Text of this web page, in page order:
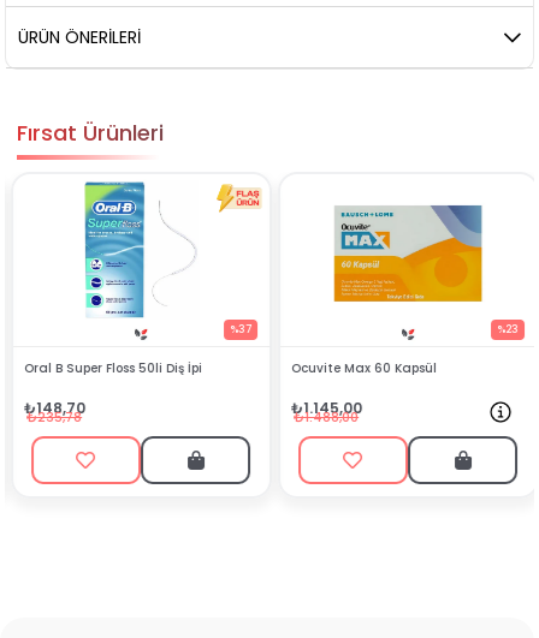
ÜRÜN ÖNERILERI
Fırsat Ürünleri
%37
Oral B Super Floss 50li Diş İpi
₺148,70
₺235,78
%23
Ocuvite Max 60 Kapsül
₺1.145,00
₺1.488,00